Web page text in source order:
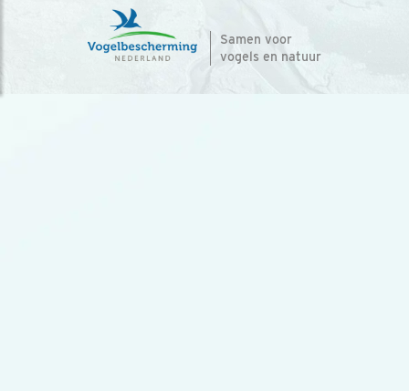
Samen voor
vogels en natuur